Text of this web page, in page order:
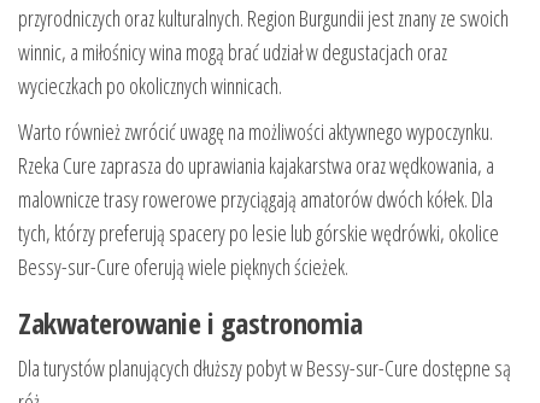
przyrodniczych oraz kulturalnych. Region Burgundii jest znany ze swoich
winnic, a miłośnicy wina mogą brać udział w degustacjach oraz
wycieczkach po okolicznych winnicach.
Warto również zwrócić uwagę na możliwości aktywnego wypoczynku.
Rzeka Cure zaprasza do uprawiania kajakarstwa oraz wędkowania, a
malownicze trasy rowerowe przyciągają amatorów dwóch kółek. Dla
tych, którzy preferują spacery po lesie lub górskie wędrówki, okolice
Bessy-sur-Cure oferują wiele pięknych ścieżek.
Zakwaterowanie i gastronomia
Dla turystów planujących dłuższy pobyt w Bessy-sur-Cure dostępne są